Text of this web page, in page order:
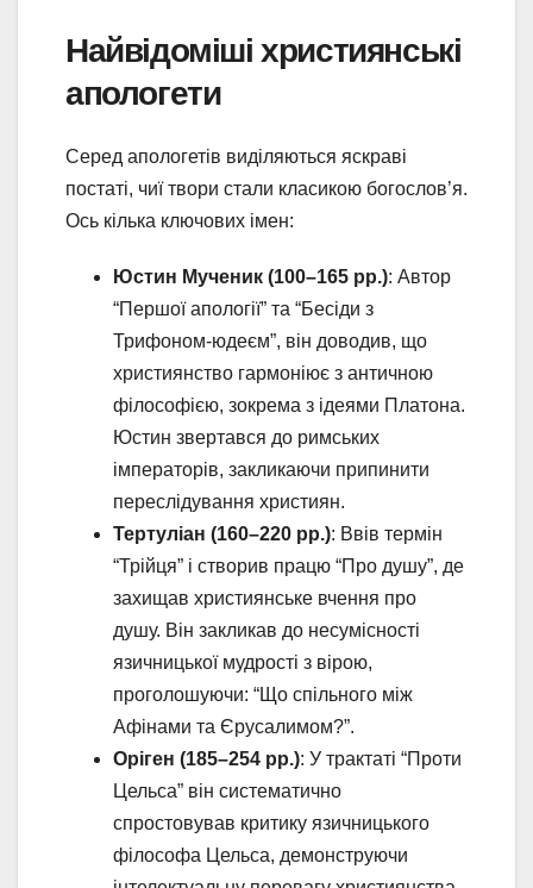
Найвідоміші християнські
апологети
Серед апологетів виділяються яскраві
постаті, чиї твори стали класикою богослов’я.
Ось кілька ключових імен:
Юстин Мученик (100–165 рр.): Автор
“Першої апології” та “Бесіди з
Трифоном-юдеєм”, він доводив, що
християнство гармоніює з античною
філософією, зокрема з ідеями Платона.
Юстин звертався до римських
імператорів, закликаючи припинити
переслідування християн.
Тертуліан (160–220 рр.): Ввів термін
“Трійця” і створив працю “Про душу”, де
захищав християнське вчення про
душу. Він закликав до несумісності
язичницької мудрості з вірою,
проголошуючи: “Що спільного між
Афінами та Єрусалимом?”.
Оріген (185–254 рр.): У трактаті “Проти
Цельса” він систематично
спростовував критику язичницького
філософа Цельса, демонструючи